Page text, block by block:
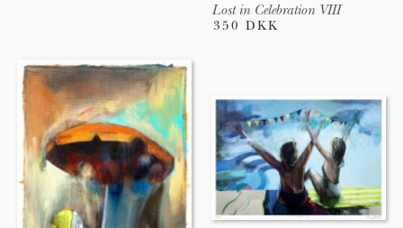
Lost in Celebration VIII
350 DKK